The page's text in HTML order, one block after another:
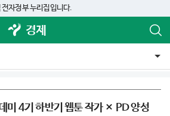
자정부 누리집입니다.
경제
미 4기 하반기 웹툰 작가 × PD 양성